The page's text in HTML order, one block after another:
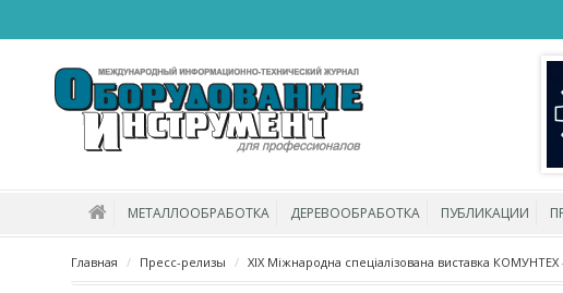
МЕТАЛЛООБРАБОТКА ДЕРЕВООБРАБОТКА ПУБЛИКАЦИИ
Главная Пресс-релизы XIX Міжнародна спеціалізована виставка КОМУНТЕХ